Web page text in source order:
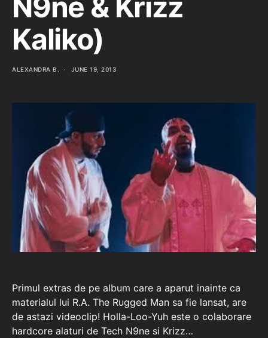
Kaliko)
ALEXANDRA B. JUNE 19, 2013
Primul extras de pe album care a aparut inainte ca
materialul lui R.A. The Rugged Man sa fie lansat, are
de astazi videoclip! Holla-Loo-Yuh este o colaborare
hardcore alaturi de Tech N9ne si Krizz…